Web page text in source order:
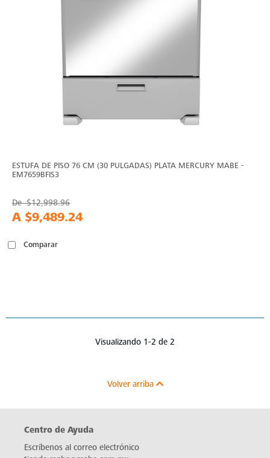
ESTUFA DE PISO 76 CM (30 PULGADAS) PLATA MERCURY MABE -
EM7659BFIS3
De$12,998.96
A $9,489.24
Comparar
Visualizando 1-2 de 2
Volver arriba
Centro de Ayuda
Escríbenos al correo electrónico